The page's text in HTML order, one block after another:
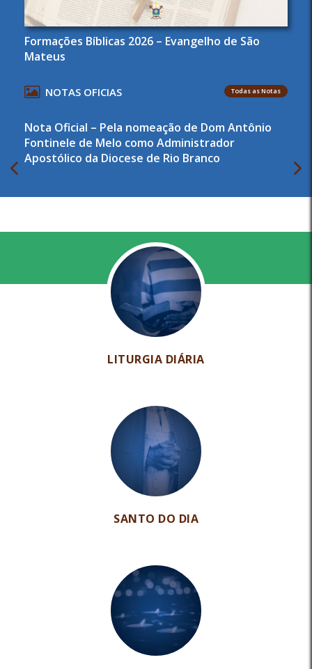
Formações Bíblicas 2026 – Evangelho de São
Mateus
NOTAS OFICIAS Todas as Notas
Nota Oficial – Pela nomeação de Dom Antônio
Fontinele de Melo como Administrador
Apostólico da Diocese de Rio Branco
LITURGIA DIÁRIA
SANTO DO DIA